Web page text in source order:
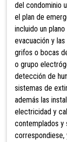
del condominio
el plan de
incluido un
evacuación y
grifos o bocas
o grupo
detección de
sistemas de
además las
electricidad y
contemplados y
correspondiese,